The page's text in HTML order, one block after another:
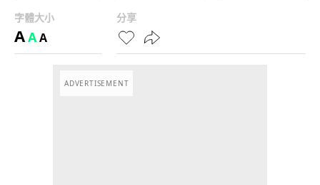
字體大小
AAA
分享
ADVERTISEMENT